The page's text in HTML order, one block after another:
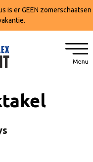
is er GEEN zomerschaatsen